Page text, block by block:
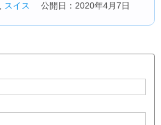
スイス 公開日：2020年4月7日